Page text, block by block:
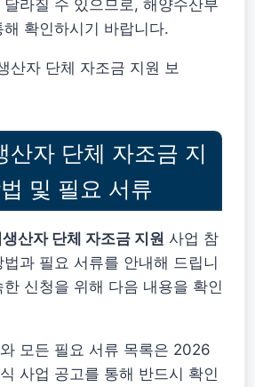
라질 수 있으므로, 해양수산부
확인하시기 바랍니다.
산자 단체 자조금 지
및 필요 서류
산자 단체 자조금 지원 사업 참
과 필요 서류를 안내해 드립니
신청을 위해 다음 내용을 확인
모든 필요 서류 목록은 2026
사업 공고를 통해 반드시 확인